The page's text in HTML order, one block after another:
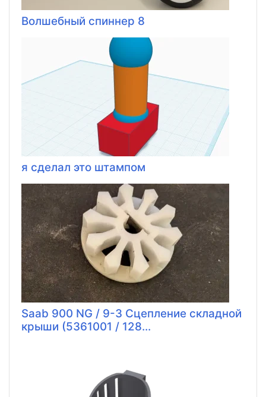
Волшебный спиннер 8
я сделал это штампом
Saab 900 NG / 9-3 Сцепление складной
крыши (5361001 / 128...